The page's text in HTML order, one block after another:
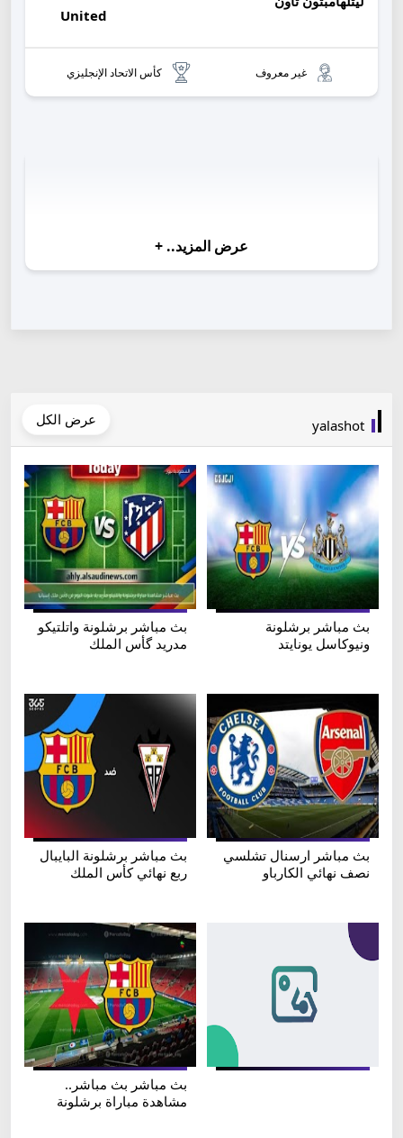
United
غير معروف كأس الاتحاد الإنجليزي
عرض المزيد.. +
yalashot عرض الكل
بث مباشر برشلونة
ونيوكاسل يونايتد
بث مباشر برشلونة واتلتيكو
مدريد گأس الملك
بث مباشر ارسنال تشلسي
نصف نهائي الكارباو
بث مباشر برشلونة البايبال
ربع نهائي كأس الملك
بث مباشر بث مباشر..
مشاهدة مباراة برشلونة